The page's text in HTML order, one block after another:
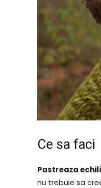
Ce sa faci
Pastreaza
nu trebuie sa